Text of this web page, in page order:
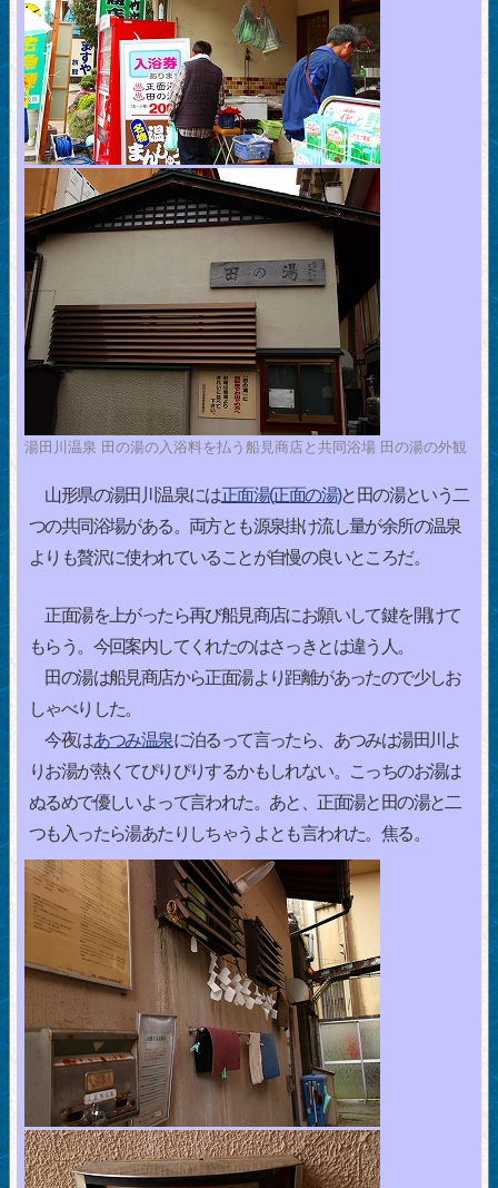
湯田川温泉 田の湯の入浴料を払う船見商店と共同浴場 田の湯の外観
山形県の湯田川温泉には正面湯(正面の湯)と田の湯という二
つの共同浴場がある。両方とも源泉掛け流し量が余所の温泉
よりも贅沢に使われていることが自慢の良いところだ。
正面湯を上がったら再び船見商店にお願いして鍵を開けて
もらう。今回案内してくれたのはさっきとは違う人。
田の湯は船見商店から正面湯より距離があったので少しお
しゃべりした。
今夜はあつみ温泉に泊るって言ったら、あつみは湯田川よ
りお湯が熱くてぴりぴりするかもしれない。こっちのお湯は
ぬるめで優しいよって言われた。あと、正面湯と田の湯と二
つも入ったら湯あたりしちゃうよとも言われた。焦る。